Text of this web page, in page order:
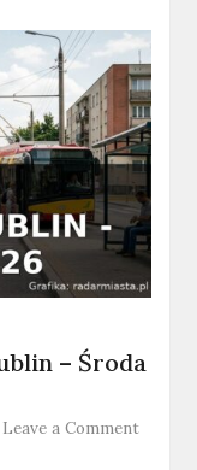
– Środa
Leave a Comment